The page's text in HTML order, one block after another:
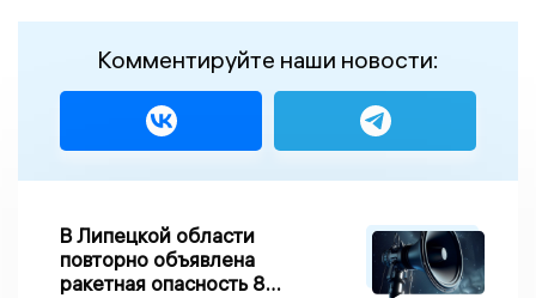
Комментируйте наши новости:
В Липецкой области
повторно объявлена
ракетная опасность 8